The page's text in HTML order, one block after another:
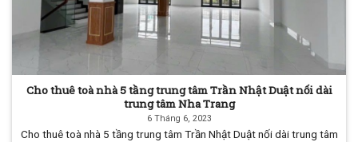
Cho thuê toà nhà 5 tầng trung tâm Trần Nhật Duật nối dài
trung tâm Nha Trang
6 Tháng 6, 2023
Cho thuê toà nhà 5 tầng trung tâm Trần Nhật Duật nối dài trung tâm